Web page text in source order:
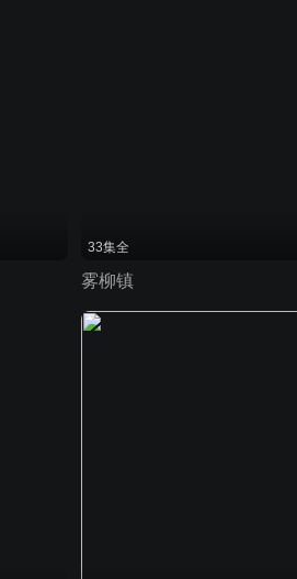
33集全
雾柳镇